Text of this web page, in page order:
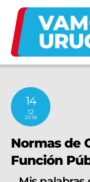
content
14
12
2018
Normas de
Función